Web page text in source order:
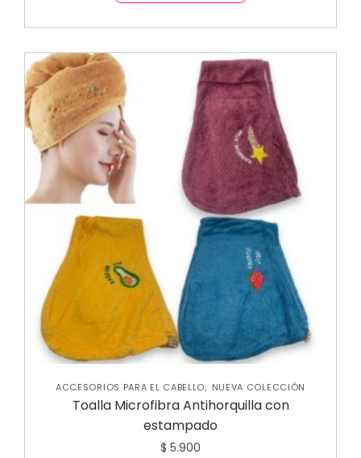
ACCESORIOS PARA EL CABELLO, NUEVA COLECCIÓN
Toalla Microfibra Antihorquilla con
estampado
$ 5.900